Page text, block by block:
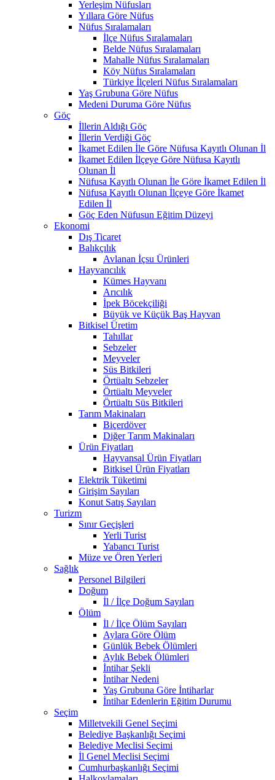
Yerleşim Nüfusları
Yıllara Göre Nüfus
Nüfus Sıralamaları
İlçe Nüfus Sıralamaları
Belde Nüfus Sıralamaları
Mahalle Nüfus Sıralamaları
Köy Nüfus Sıralamaları
Türkiye İlçeleri Nüfus Sıralamaları
Yaş Grubuna Göre Nüfus
Medeni Duruma Göre Nüfus
Göç
İllerin Aldığı Göç
İllerin Verdiği Göç
İkamet Edilen İle Göre Nüfusa Kayıtlı Olunan İl
İkamet Edilen İlçeye Göre Nüfusa Kayıtlı
Olunan İl
Nüfusa Kayıtlı Olunan İle Göre İkamet Edilen İl
Nüfusa Kayıtlı Olunan İlçeye Göre İkamet
Edilen İl
Göç Eden Nüfusun Eğitim Düzeyi
Ekonomi
Dış Ticaret
Balıkçılık
Avlanan İçsu Ürünleri
Hayvancılık
Kümes Hayvanı
Arıcılık
İpek Böcekçiliği
Büyük ve Küçük Baş Hayvan
Bitkisel Üretim
Tahıllar
Sebzeler
Meyveler
Süs Bitkileri
Örtüaltı Sebzeler
Örtüaltı Meyveler
Örtüaltı Süs Bitkileri
Tarım Makinaları
Biçerdöver
Diğer Tarım Makinaları
Ürün Fiyatları
Hayvansal Ürün Fiyatları
Bitkisel Ürün Fiyatları
Elektrik Tüketimi
Girişim Sayıları
Konut Satış Sayıları
Turizm
Sınır Geçişleri
Yerli Turist
Yabancı Turist
Müze ve Ören Yerleri
Sağlık
Personel Bilgileri
Doğum
İl / İlçe Doğum Sayıları
Ölüm
İl / İlçe Ölüm Sayıları
Aylara Göre Ölüm
Günlük Bebek Ölümleri
Aylık Bebek Ölümleri
İntihar Şekli
İntihar Nedeni
Yaş Grubuna Göre İntiharlar
İntihar Edenlerin Eğitim Durumu
Seçim
Milletvekili Genel Seçimi
Belediye Başkanlığı Seçimi
Belediye Meclisi Seçimi
İl Genel Meclisi Seçimi
Cumhurbaşkanlığı Seçimi